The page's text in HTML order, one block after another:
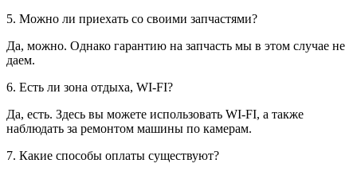
5. Можно ли приехать со своими запчастями?
Да, можно. Однако гарантию на запчасть мы в этом случае не
даем.
6. Есть ли зона отдыха, WI-FI?
Да, есть. Здесь вы можете использовать WI-FI, а также
наблюдать за ремонтом машины по камерам.
7. Какие способы оплаты существуют?